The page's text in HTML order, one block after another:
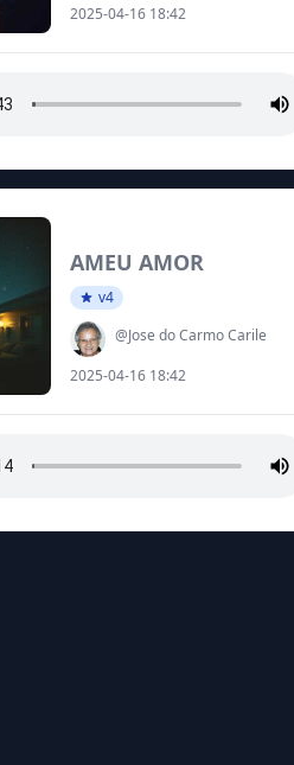
2025-04-16 18:42
AMEU AMOR
v4
@Jose do Carmo Carile
2025-04-16 18:42